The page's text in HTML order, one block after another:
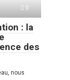
0
: la
des
nous